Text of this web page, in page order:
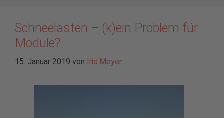
Schneelasten – (k)ein Problem für
Module?
15. Januar 2019 von Iris Meyer